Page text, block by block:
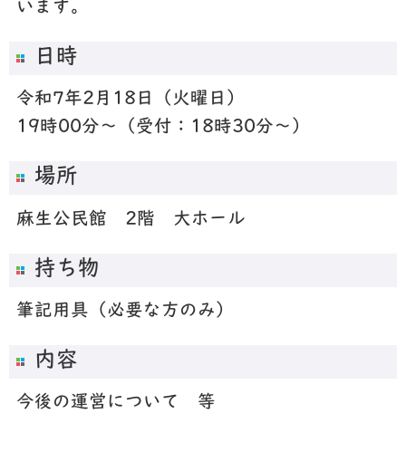
います。
日時
令和7年2月18日（火曜日）
19時00分～（受付：18時30分～）
場所
麻生公民館 2階 大ホール
持ち物
筆記用具（必要な方のみ）
内容
今後の運営について 等